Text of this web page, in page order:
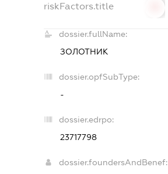
riskFactors.title
dossier.fullName:
ЗОЛОТНИК
dossier.opfSubType:
-
dossier.edrpo:
23717798
dossier.foundersAndBenef: